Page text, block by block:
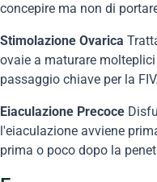
concepire ma non di
Stimolazione Ovarica
ovaie a maturare
passaggio chiave per la FIV.
Eiaculazione Precoce
l'eiaculazione avviene
prima o poco dopo la